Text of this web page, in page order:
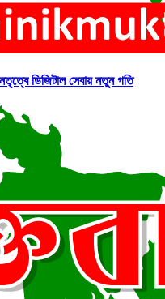
ডিজিটাল সেবায় নতুন গতি